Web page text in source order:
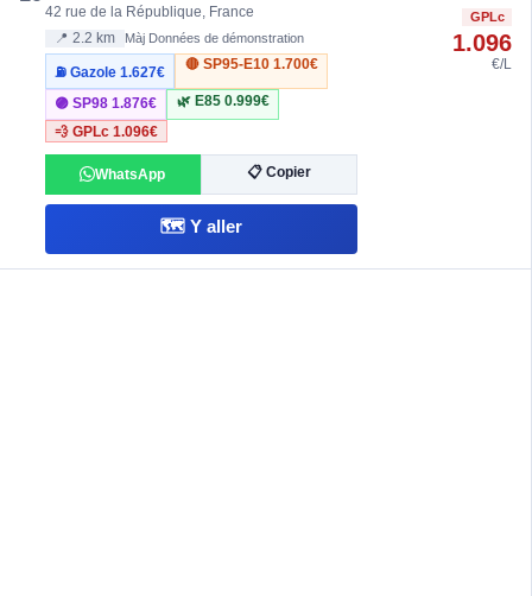
42 rue de la République, France
📍 2.2 km Màj Données de démonstration
⛽ Gazole1.627€
🔴 SP95-E10 1.700€
🟣 SP981.876€ 🌿 E85 0.999€
💨 GPLc1.096€
WhatsApp 📋 Copier
🗺️ Y aller
GPLc
1.096
€/L